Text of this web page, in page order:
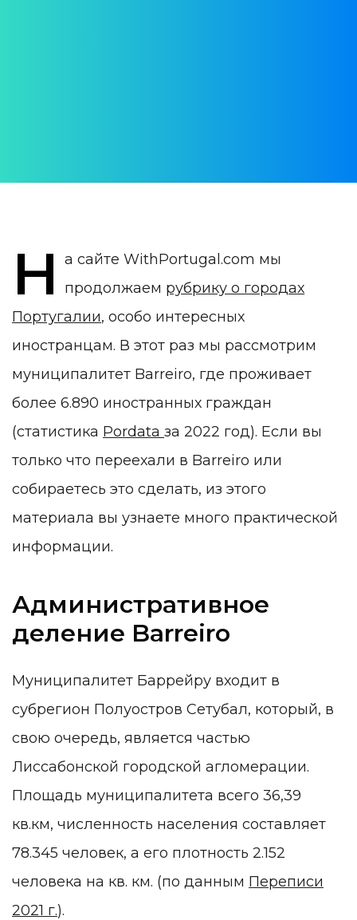
Н
а сайте WithPortugal.com мы
продолжаем рубрику о городах
Португалии, особо интересных
иностранцам. В этот раз мы рассмотрим
муниципалитет Barreiro, где проживает
более 6.890 иностранных граждан
(статистика Pordata за 2022 год). Если вы
только что переехали в Barreiro или
собираетесь это сделать, из этого
материала вы узнаете много практической
информации.
Административное
деление Barreiro
Муниципалитет Баррейру входит в
субрегион Полуостров Сетубал, который, в
свою очередь, является частью
Лиссабонской городской агломерации.
Площадь муниципалитета всего 36,39
кв.км, численность населения составляет
78.345 человек, а его плотность 2.152
человека на кв. км. (по данным Переписи
2021 г.).